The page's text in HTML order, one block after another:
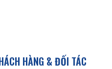
HÀNG & ĐỐI TÁC